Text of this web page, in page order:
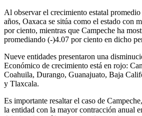
Al observar el crecimiento estatal
años, Oaxaca se sitúa como el estado con
por ciento, mientras que Campeche ha
promediando (-)4.07 por ciento en dicho
Nueve entidades presentaron una
Económico de crecimiento está en rojo:
Coahuila, Durango, Guanajuato, Baja
y Tlaxcala.
Es importante resaltar el caso de
la entidad con la mayor contracción anual